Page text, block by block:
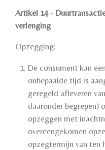
Artikel 14 -
verlenging
Opzegging:
De consument kan
onbepaalde tijd is
geregeld afleveren
daaronder begrepen)
opzeggen met
overeengekomen
opzegtermijn van ten